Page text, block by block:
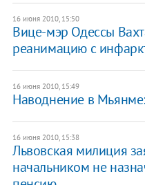
16 июня 2010, 15:50
Вице-мэр Одессы
реанимацию с
16 июня 2010, 15:49
Наводнение в
16 июня 2010, 15:38
Львовская милиция
начальником не